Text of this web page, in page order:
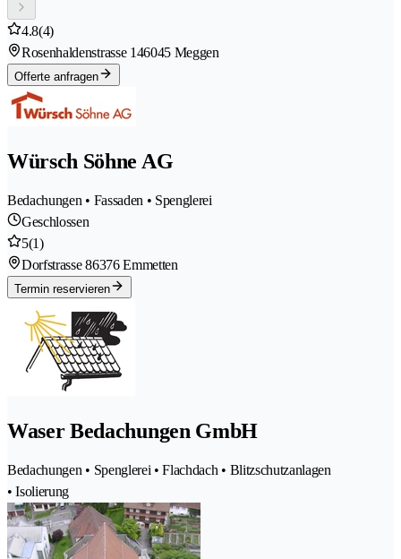
4.8(4)
Rosenhaldenstrasse 146045 Meggen
Offerte anfragen
Würsch Söhne AG
Bedachungen • Fassaden • Spenglerei
Geschlossen
5(1)
Dorfstrasse 86376 Emmetten
Termin reservieren
Waser Bedachungen GmbH
Bedachungen • Spenglerei • Flachdach • Blitzschutzanlagen
• Isolierung